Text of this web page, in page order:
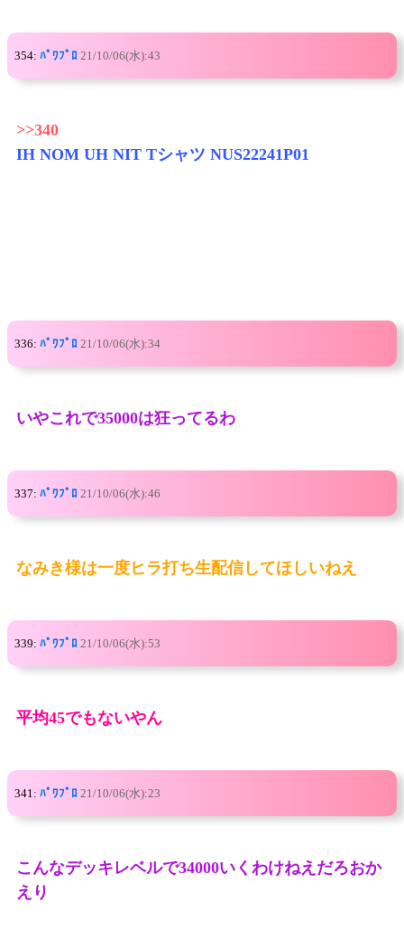
354: ﾊﾟﾜﾌﾟﾛ 21/10/06(水):43
>>340
IH NOM UH NIT Tシャツ NUS22241P01
336: ﾊﾟﾜﾌﾟﾛ 21/10/06(水):34
いやこれで35000は狂ってるわ
337: ﾊﾟﾜﾌﾟﾛ 21/10/06(水):46
なみき様は一度ヒラ打ち生配信してほしいねえ
339: ﾊﾟﾜﾌﾟﾛ 21/10/06(水):53
平均45でもないやん
341: ﾊﾟﾜﾌﾟﾛ 21/10/06(水):23
こんなデッキレベルで34000いくわけねえだろおか
えり